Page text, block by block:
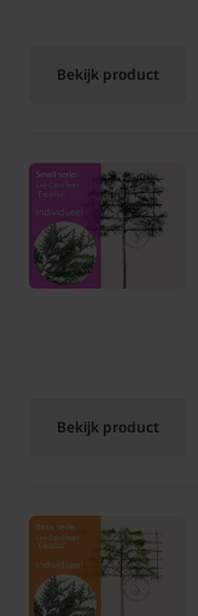
Bekijk product
Bekijk product